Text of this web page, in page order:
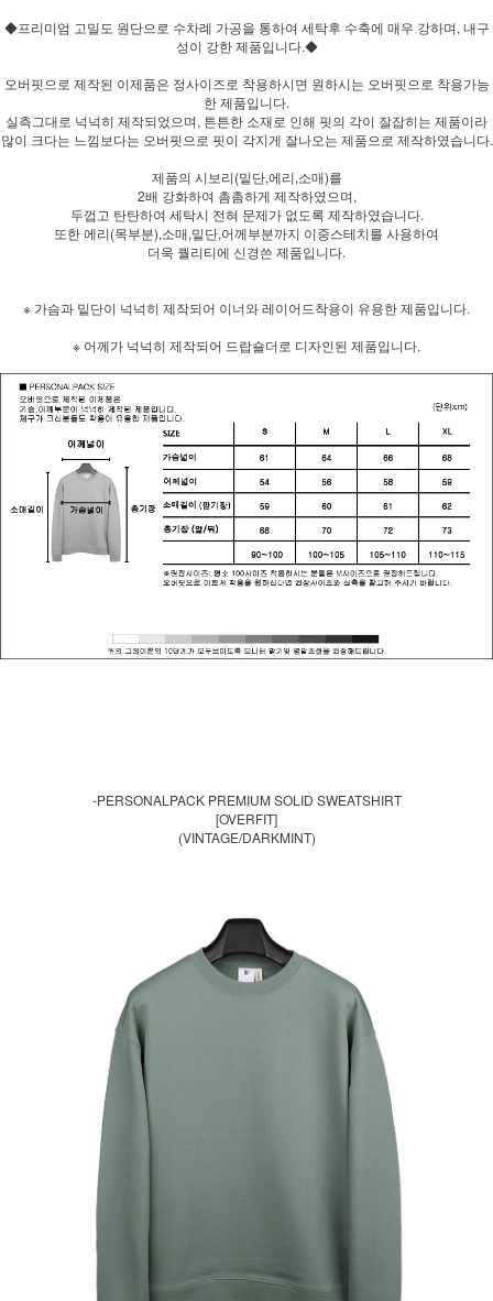
◆프리미엄 고밀도 원단으로 수차례 가공을 통하여 세탁후 수축에 매우 강하며, 내구
성이 강한 제품입니다.◆
오버핏으로 제작된 이제품은 정사이즈로 착용하시면 원하시는 오버핏으로 착용가능
한 제품입니다.
실측그대로 넉넉히 제작되었으며, 튼튼한 소재로 인해 핏의 각이 잘잡히는 제품이라
많이 크다는 느낌보다는 오버핏으로 핏이 각지게 잘나오는 제품으로 제작하였습니다.
제품의 시보리(밑단,에리,소매)를
2배 강화하여 촘촘하게 제작하였으며,
두껍고 탄탄하여 세탁시 전혀 문제가 없도록 제작하였습니다.
또한 에리(목부분),소매,밑단,어께부분까지 이중스테치를 사용하여
더욱 퀄리티에 신경쓴 제품입니다.
※ 가슴과 밑단이 넉넉히 제작되어 이너와 레이어드착용이 유용한 제품입니다.
※ 어께가 넉넉히 제작되어 드랍숄더로 디자인된 제품입니다.
-PERSONALPACK PREMIUM SOLID SWEATSHIRT
[OVERFIT]
(VINTAGE/DARKMINT)